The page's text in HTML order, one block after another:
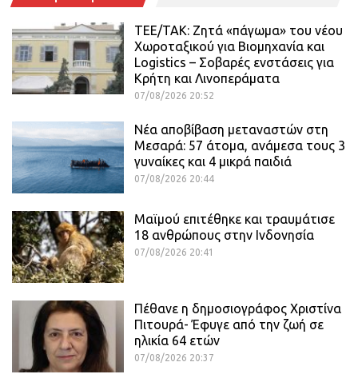
ΤΕΕ/ΤΑΚ: Ζητά «πάγωμα» του νέου
Χωροταξικού για Βιομηχανία και
Logistics – Σοβαρές ενστάσεις για
Κρήτη και Λινοπεράματα
07/08/2026 20:52
Νέα αποβίβαση μεταναστών στη
Μεσαρά: 57 άτομα, ανάμεσα τους 3
γυναίκες και 4 μικρά παιδιά
07/08/2026 20:44
Μαϊμού επιτέθηκε και τραυμάτισε
18 ανθρώπους στην Ινδονησία
07/08/2026 20:41
Πέθανε η δημοσιογράφος Χριστίνα
Πιτουρά- Έφυγε από την ζωή σε
ηλικία 64 ετών
07/08/2026 20:37